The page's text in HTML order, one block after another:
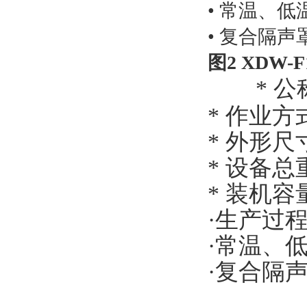
• 常温、低
• 复合隔声
图2 XDW-
* 公
* 作业方
* 外形尺
* 设备总
* 装机容
·生产过
·常温、
·复合隔